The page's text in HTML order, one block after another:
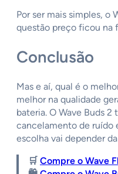
Por ser mais simples, o
questão preço ficou na
Conclusão
Mas e aí, qual é o
melhor na qualidade
bateria. O Wave Buds
cancelamento de ruído
escolha vai depender
🛒 Compre o Wave